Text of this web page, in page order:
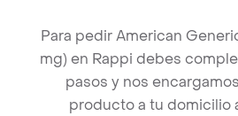
Para pedir American
mg) en Rappi debes
pasos y nos
producto a tu domicilio